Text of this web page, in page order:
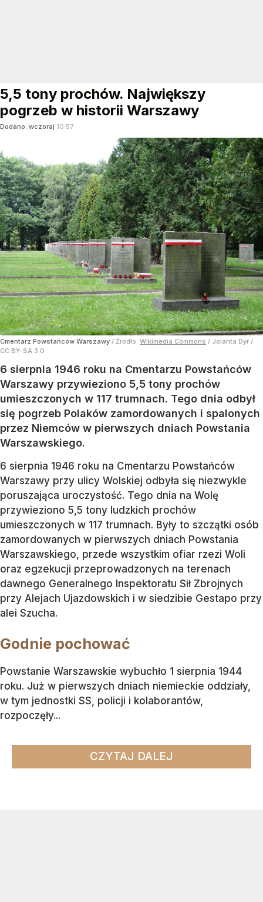
5,5 tony prochów. Największy
pogrzeb w historii Warszawy
Dodano: wczoraj 10:57
Cmentarz Powstańców Warszawy / Źródło: Wikimedia Commons / Jolanta Dyr /
CC BY-SA 3.0
6 sierpnia 1946 roku na Cmentarzu Powstańców
Warszawy przywieziono 5,5 tony prochów
umieszczonych w 117 trumnach. Tego dnia odbył
się pogrzeb Polaków zamordowanych i spalonych
przez Niemców w pierwszych dniach Powstania
Warszawskiego.
6 sierpnia 1946 roku na Cmentarzu Powstańców
Warszawy przy ulicy Wolskiej odbyła się niezwykle
poruszająca uroczystość. Tego dnia na Wolę
przywieziono 5,5 tony ludzkich prochów
umieszczonych w 117 trumnach. Były to szczątki osób
zamordowanych w pierwszych dniach Powstania
Warszawskiego, przede wszystkim ofiar rzezi Woli
oraz egzekucji przeprowadzonych na terenach
dawnego Generalnego Inspektoratu Sił Zbrojnych
przy Alejach Ujazdowskich i w siedzibie Gestapo przy
alei Szucha.
Godnie pochować
Powstanie Warszawskie wybuchło 1 sierpnia 1944
roku. Już w pierwszych dniach niemieckie oddziały,
w tym jednostki SS, policji i kolaborantów,
rozpoczęły...
CZYTAJ DALEJ